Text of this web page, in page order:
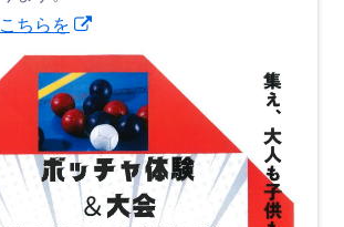
こちらを
し
い
ウ
ィ
ン
ド